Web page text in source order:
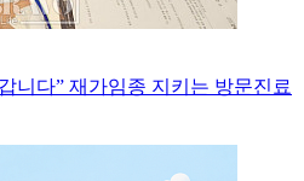
니다” 재가임종 지키는 방문진료